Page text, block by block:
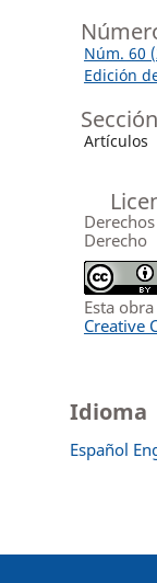
Núm. 60
Edición
Sección
Artículos
Derecho
Esta
Creative
Idioma
Español